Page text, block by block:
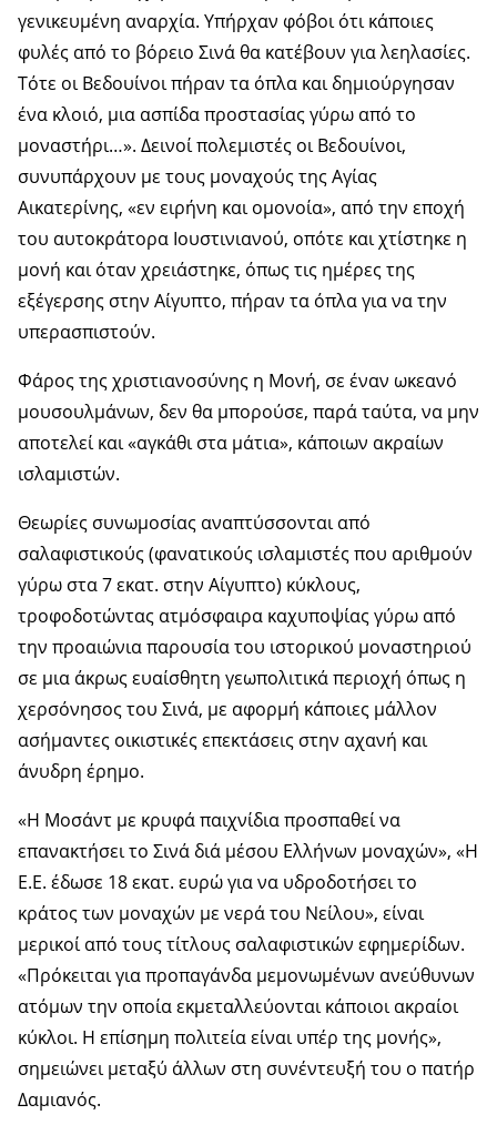
γενικευμένη αναρχία. Υπήρχαν φόβοι ότι κάποιες
φυλές από το βόρειο Σινά θα κατέβουν για λεηλασίες.
Τότε οι Βεδουίνοι πήραν τα όπλα και δημιούργησαν
ένα κλοιό, μια ασπίδα προστασίας γύρω από το
μοναστήρι…». Δεινοί πολεμιστές οι Βεδουίνοι,
συνυπάρχουν με τους μοναχούς της Αγίας
Αικατερίνης, «εν ειρήνη και ομονοία», από την εποχή
του αυτοκράτορα Ιουστινιανού, οπότε και χτίστηκε η
μονή και όταν χρειάστηκε, όπως τις ημέρες της
εξέγερσης στην Αίγυπτο, πήραν τα όπλα για να την
υπερασπιστούν.
Φάρος της χριστιανοσύνης η Μονή, σε έναν ωκεανό
μουσουλμάνων, δεν θα μπορούσε, παρά ταύτα, να μην
αποτελεί και «αγκάθι στα μάτια», κάποιων ακραίων
ισλαμιστών.
Θεωρίες συνωμοσίας αναπτύσσονται από
σαλαφιστικούς (φανατικούς ισλαμιστές που αριθμούν
γύρω στα 7 εκατ. στην Αίγυπτο) κύκλους,
τροφοδοτώντας ατμόσφαιρα καχυποψίας γύρω από
την προαιώνια παρουσία του ιστορικού μοναστηριού
σε μια άκρως ευαίσθητη γεωπολιτικά περιοχή όπως η
χερσόνησος του Σινά, με αφορμή κάποιες μάλλον
ασήμαντες οικιστικές επεκτάσεις στην αχανή και
άνυδρη έρημο.
«Η Μοσάντ με κρυφά παιχνίδια προσπαθεί να
επανακτήσει το Σινά διά μέσου Ελλήνων μοναχών», «Η
Ε.Ε. έδωσε 18 εκατ. ευρώ για να υδροδοτήσει το
κράτος των μοναχών με νερά του Νείλου», είναι
μερικοί από τους τίτλους σαλαφιστικών εφημερίδων.
«Πρόκειται για προπαγάνδα μεμονωμένων ανεύθυνων
ατόμων την οποία εκμεταλλεύονται κάποιοι ακραίοι
κύκλοι. Η επίσημη πολιτεία είναι υπέρ της μονής»,
σημειώνει μεταξύ άλλων στη συνέντευξή του ο πατήρ
Δαμιανός.